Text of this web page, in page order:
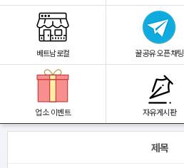
베트남로컬 꿀공유 오픈채팅
업소 이벤트 자유게시판
제목